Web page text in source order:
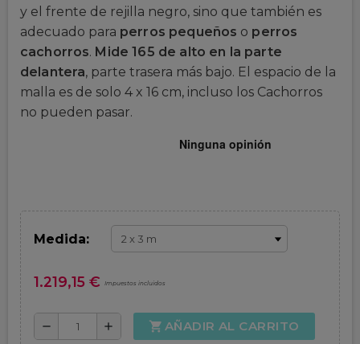
y el frente de rejilla negro, sino que también es
adecuado para perros pequeños o perros
cachorros. Mide 165 de alto en la parte
delantera, parte trasera más bajo. El espacio de la
malla es de solo 4 x 16 cm, incluso los Cachorros
no pueden pasar.
Medida:
1.219,15 € Impuestos incluidos
remove add shopping_cart AÑADIR AL CARRITO